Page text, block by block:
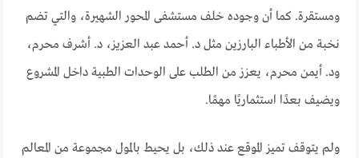
ومستقرة. كما أن وجوده خلف مستشفى المحور الشهيرة، والتي تضم
نخبة من الأطباء البارزين مثل د. أحمد عبد العزيز، د. أشرف محرم،
ود. أيمن محرم، يعزز من الطلب على الوحدات الطبية داخل المشروع
ويضيف بعدًا استثماريًا مهمًا.
ولم يتوقف تميز الموقع عند ذلك، بل يحيط بالمول مجموعة من المعالم